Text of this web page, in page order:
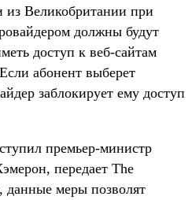
из Великобритании при
должны будут
доступ к веб-сайтам
абонент выберет
заблокирует ему доступ
премьер-министр
передает The
меры позволят